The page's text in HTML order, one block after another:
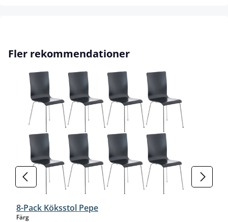
Hoppa över produktgalleri
Fler rekommendationer
8-Pack Köksstol Pepe
Färgselect